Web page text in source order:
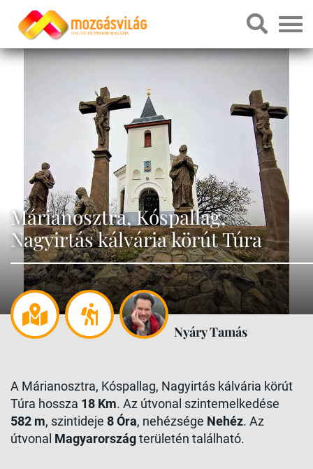
Márianosztra, Kóspallag,
Nagyirtás kálvária körút Túra
Nyáry Tamás
A Márianosztra, Kóspallag, Nagyirtás kálvária körút
Túra hossza 18 Km. Az útvonal szintemelkedése
582 m, szintideje 8 Óra, nehézsége Nehéz. Az
útvonal Magyarországterületén található.